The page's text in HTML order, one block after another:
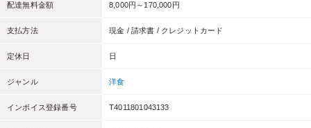
配達無料金額 8,000円～170,000円
支払方法 現金 / 請求書 / クレジットカード
定休日 日
ジャンル 洋食
インボイス登録番号 T4011801043133